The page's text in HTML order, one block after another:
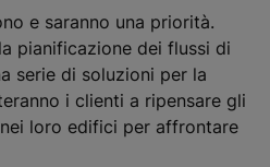
e saranno una priorità.
pianificazione dei flussi di
serie di soluzioni per la
i clienti a ripensare gli
loro edifici per affrontare